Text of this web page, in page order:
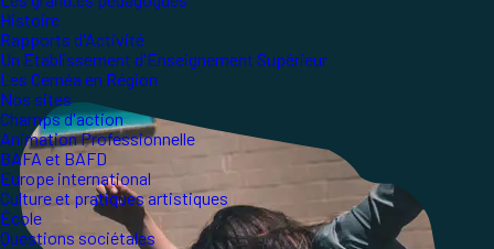
Histoire
Rapports d'Activité
Un Etablissement d'Enseignement Supérieur
Les Ceméa en Région
Nos sites
Champs d'action
Animation Professionnelle
BAFA et BAFD
Europe international
Culture et pratiques artistiques
École
Questions sociétales